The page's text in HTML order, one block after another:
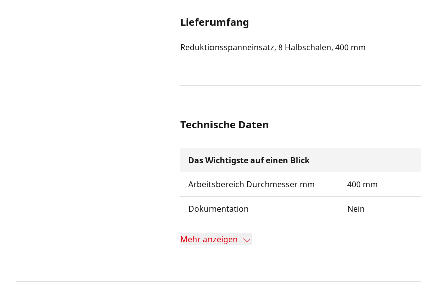
Lieferumfang
Reduktionsspanneinsatz, 8 Halbschalen, 400 mm
Technische Daten
Das Wichtigste auf einen Blick
Arbeitsbereich Durchmesser mm 400 mm
Dokumentation Nein
Mehr anzeigen